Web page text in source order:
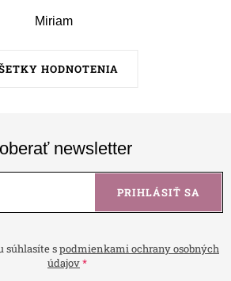
HODNOTENIA
Miriam
newsletter
súhlasíte spodmienkami ochrany osobných
údajov
PRIHLÁSIŤ SA